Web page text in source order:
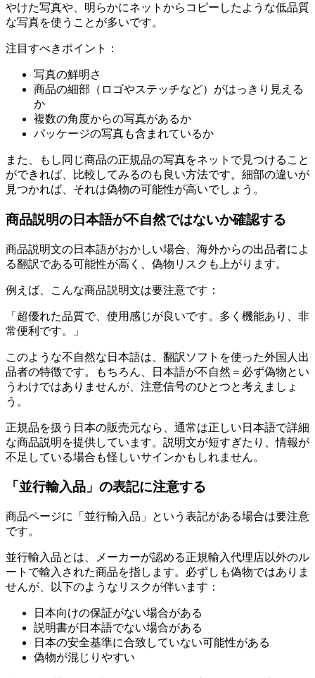
やけた写真や、明らかにネットからコピーしたような低品質
な写真を使うことが多いです。
注目すべきポイント：
写真の鮮明さ
商品の細部（ロゴやステッチなど）がはっきり見える
か
複数の角度からの写真があるか
パッケージの写真も含まれているか
また、もし同じ商品の正規品の写真をネットで見つけること
ができれば、比較してみるのも良い方法です。細部の違いが
見つかれば、それは偽物の可能性が高いでしょう。
商品説明の日本語が不自然ではないか確認する
商品説明文の日本語がおかしい場合、海外からの出品者によ
る翻訳である可能性が高く、偽物リスクも上がります。
例えば、こんな商品説明文は要注意です：
「超優れた品質で、使用感じが良いです。多く機能あり、非
常便利です。」
このような不自然な日本語は、翻訳ソフトを使った外国人出
品者の特徴です。もちろん、日本語が不自然＝必ず偽物とい
うわけではありませんが、注意信号のひとつと考えましょ
う。
正規品を扱う日本の販売元なら、通常は正しい日本語で詳細
な商品説明を提供しています。説明文が短すぎたり、情報が
不足している場合も怪しいサインかもしれません。
「並行輸入品」の表記に注意する
商品ページに「並行輸入品」という表記がある場合は要注意
です。
並行輸入品とは、メーカーが認める正規輸入代理店以外のル
ートで輸入された商品を指します。必ずしも偽物ではありま
せんが、以下のようなリスクが伴います：
日本向けの保証がない場合がある
説明書が日本語でない場合がある
日本の安全基準に合致していない可能性がある
偽物が混じりやすい